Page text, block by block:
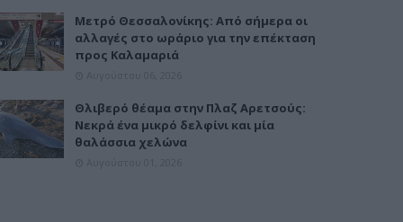
Μετρό Θεσσαλονίκης: Από σήμερα οι
αλλαγές στο ωράριο για την επέκταση
προς Καλαμαριά
Θλιβερό θέαμα στην Πλαζ Αρετσούς:
Νεκρά ένα μικρό δελφίνι και μία
θαλάσσια χελώνα